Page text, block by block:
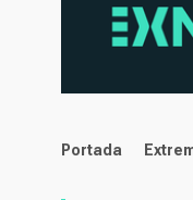
noticias
Portada